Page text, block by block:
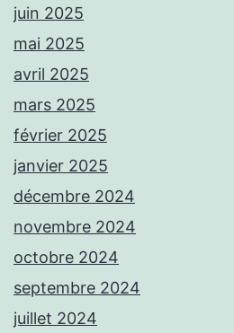
juin 2025
mai 2025
avril 2025
mars 2025
février 2025
janvier 2025
décembre 2024
novembre 2024
octobre 2024
septembre 2024
juillet 2024